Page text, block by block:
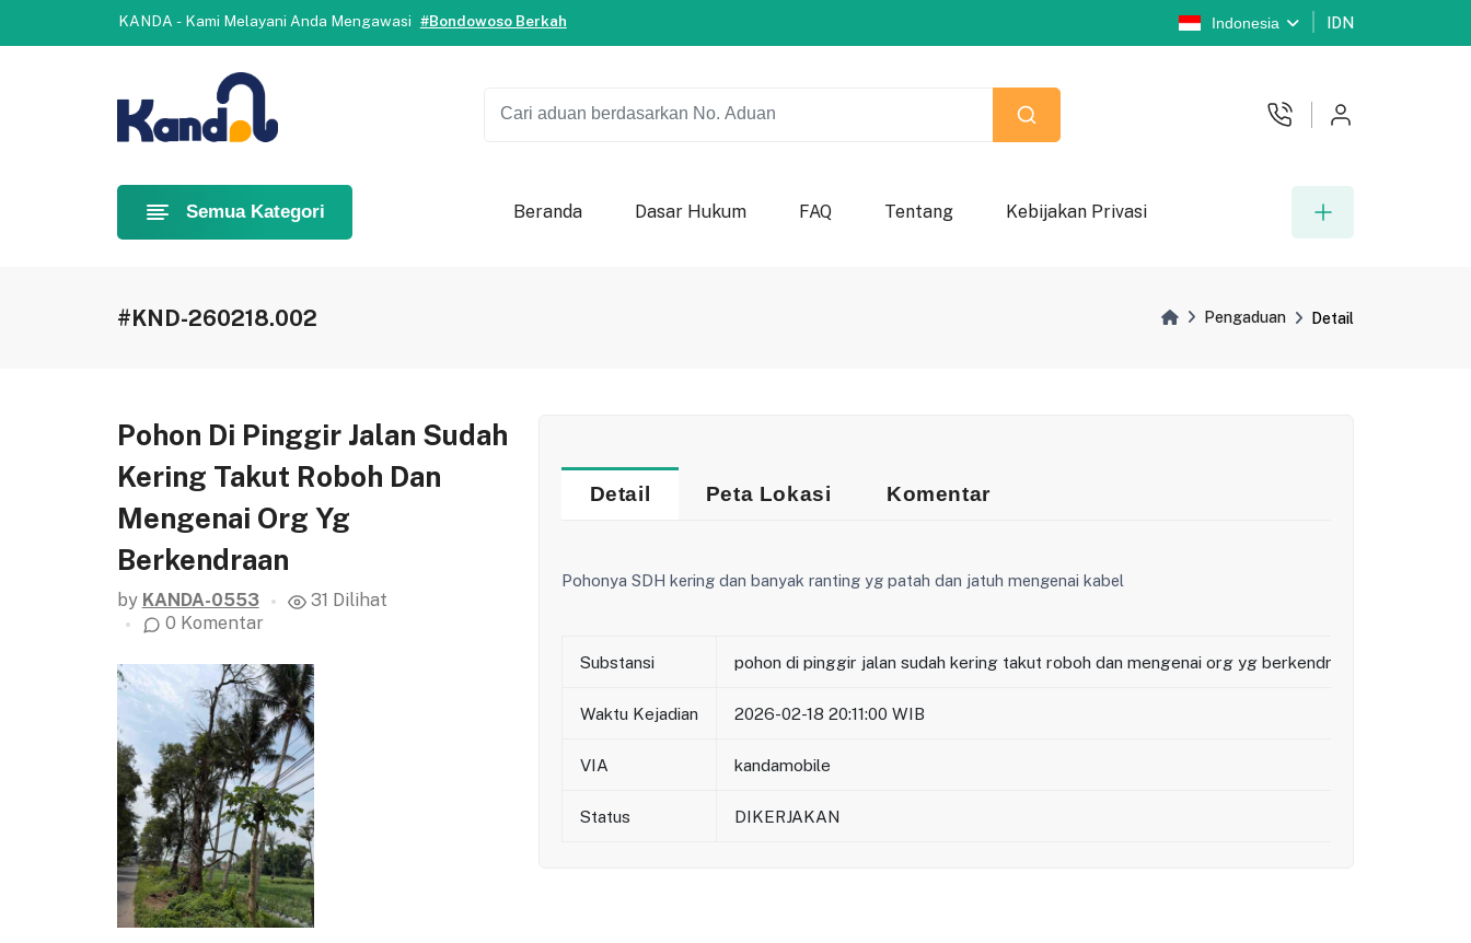
KANDA - Kami Melayani Anda Mengawasi #Bondowoso Berkah
Indonesia IDN
Semua Kategori Beranda Dasar Hukum FAQ Tentang Kebijakan Privasi
#KND-260218.002 Pengaduan Detail
Pohon Di Pinggir Jalan Sudah
Kering Takut Roboh Dan
Mengenai Org Yg
Berkendraan
by KANDA-0553
31 Dilihat
0 Komentar
Detail Peta Lokasi Komentar
Pohonya SDH kering dan banyak ranting yg patah dan jatuh mengenai kabel
Substansi pohon di pinggir jalan sudah kering takut roboh dan mengenai org yg berkendraan
Waktu Kejadian 2026-02-18 20:11:00 WIB
VIA kandamobile
Status DIKERJAKAN